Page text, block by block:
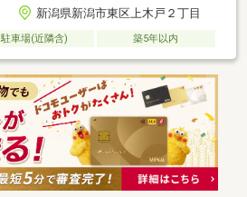
新潟県新潟市東区上木戸２丁目
駐車場(近隣含) 築5年以内